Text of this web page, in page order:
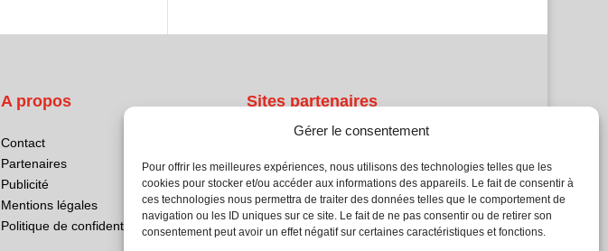
Gérer le consentement
Pour offrir les meilleures expériences, nous utilisons des technologies telles que les
cookies pour stocker et/ou accéder aux informations des appareils. Le fait de consentir à
ces technologies nous permettra de traiter des données telles que le comportement de
navigation ou les ID uniques sur ce site. Le fait de ne pas consentir ou de retirer son
consentement peut avoir un effet négatif sur certaines caractéristiques et fonctions.
A propos
Contact
Partenaires
Publicité
Mentions légales
Politique de confidentialité
Sites partenaires
Atrium Patrimoine
Kiosque 21
L'Atelier Bois
Planète Bâtiment